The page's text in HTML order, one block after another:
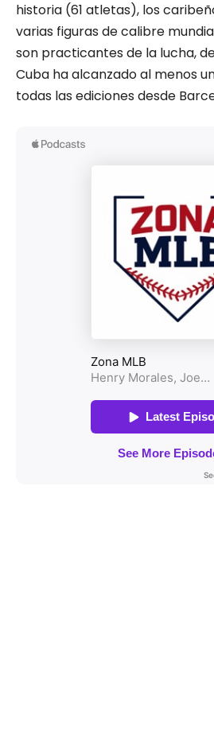
historia (61 atletas), los
varias figuras de calibre
son practicantes de la lucha,
Cuba ha alcanzado al menos
todas las ediciones desde